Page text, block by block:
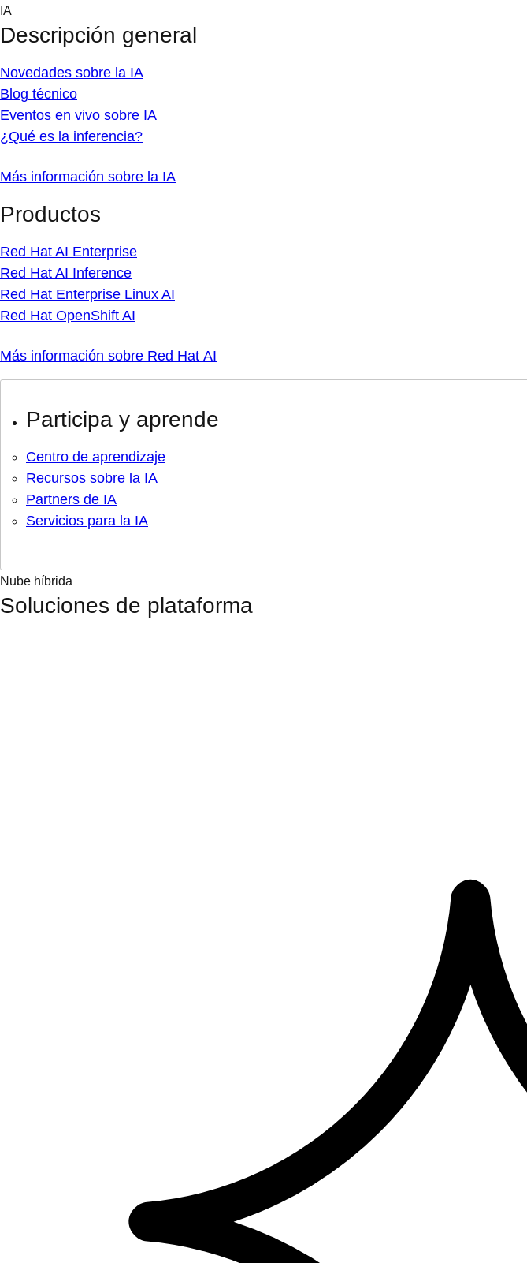
Skip
content
IA
Descripción general
Novedades sobre la IA
Blog técnico
Eventos en vivo sobre IA
¿Qué es la inferencia?
Más información sobre la IA
Productos
Red Hat AI Enterprise
Red Hat AI Inference
Red Hat Enterprise Linux AI
Red Hat OpenShift AI
Más información sobre Red Hat AI
Participa y aprende
Centro de aprendizaje
Recursos sobre la IA
Partners de IA
Servicios para la IA
Nube híbrida
Soluciones de plataforma